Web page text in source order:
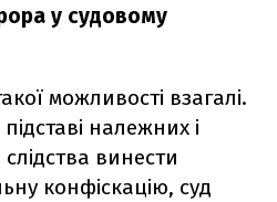
у судовому
можливості взагалі.
належних і
слідства винести
конфіскацію, суд